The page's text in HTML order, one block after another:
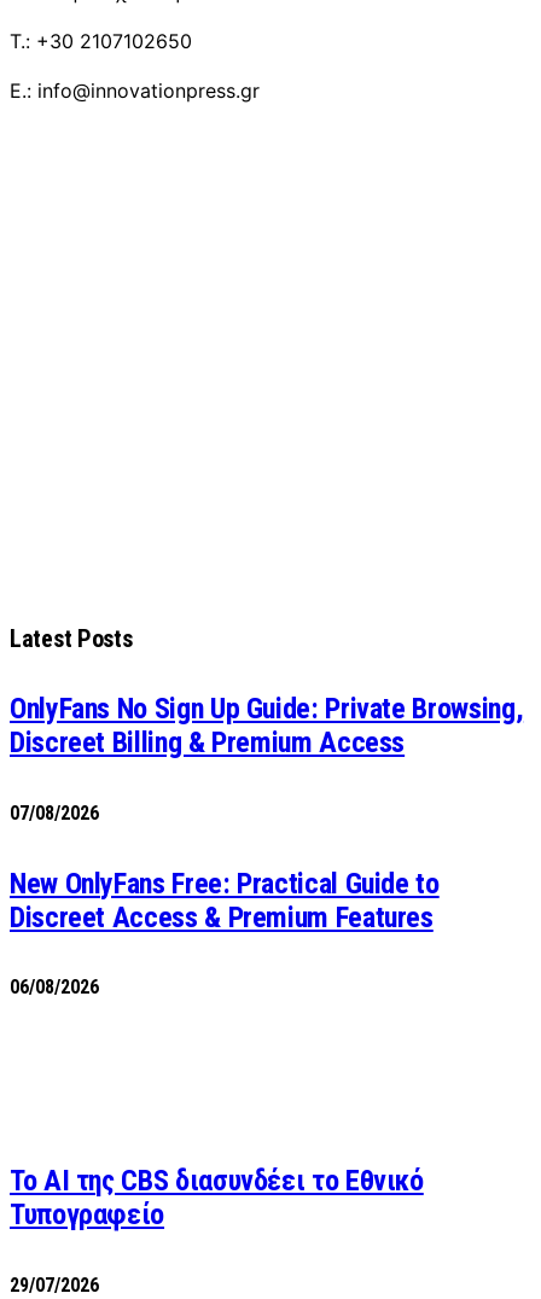
T.: +30 2107102650
E.: info@innovationpress.gr
Latest Posts
OnlyFans No Sign Up Guide: Private Browsing,
Discreet Billing & Premium Access
07/08/2026
New OnlyFans Free: Practical Guide to
Discreet Access & Premium Features
06/08/2026
Το AI της CBS διασυνδέει το Εθνικό
Τυπογραφείο
29/07/2026